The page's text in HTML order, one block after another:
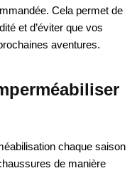
Cela permet de
et d’éviter que vos
aventures.
chaque saison
de manière